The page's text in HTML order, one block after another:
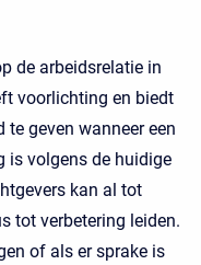
de arbeidsrelatie in
voorlichting en biedt
geven wanneer een
is volgens de huidige
kan al tot
tot verbetering leiden.
of als er sprake is